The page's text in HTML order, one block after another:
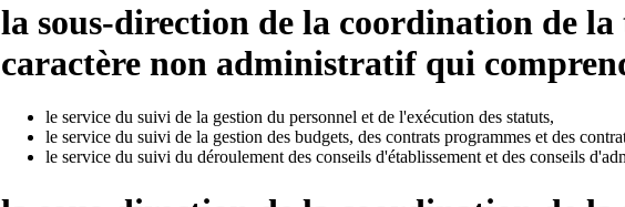
la sous-direction de la coordination de
caractère non administratif qui
le service du suivi de la gestion du personnel et de l'exécution des statuts,
le service du suivi de la gestion des budgets, des contrats programmes et des
le service du suivi du déroulement des conseils d'établissement et des conseils